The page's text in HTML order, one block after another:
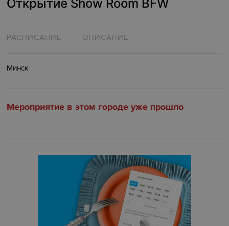
Открытие Show Room BFW
РАСПИСАНИЕ ОПИСАНИЕ
Минск
Мероприятие в этом городе уже прошло